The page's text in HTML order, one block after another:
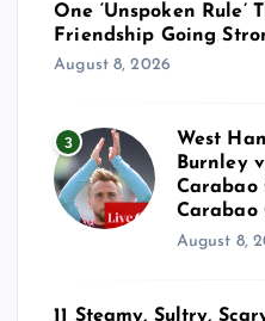
One ‘Unspoken Rule’
Friendship Going
August 8, 2026
3
West
Burnley
Carabao
Carabao
August 8,
11 Steamy, Sultry,